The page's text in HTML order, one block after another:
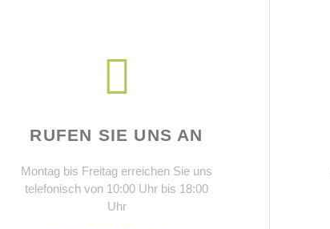
RUFEN SIE UNS AN
Montag bis Freitag erreichen Sie uns
telefonisch von 10:00 Uhr bis 18:00
Uhr